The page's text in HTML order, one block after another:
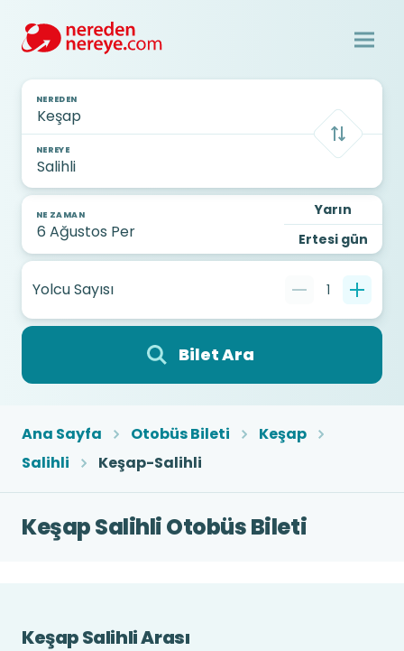
NEREDEN
NEREYE
NE ZAMAN
Yarın
Ertesi gün
Yolcu Sayısı 1
Bilet Ara
Ana Sayfa Otobüs Bileti
Keşap
Salihli
Keşap-Salihli
Keşap Salihli Otobüs Bileti
Keşap Salihli Arası